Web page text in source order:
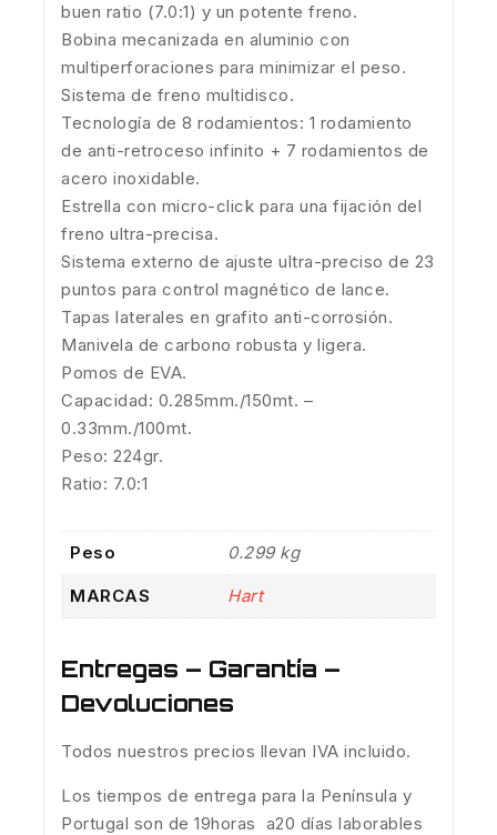
buen ratio (7.0:1) y un potente freno.
Bobina mecanizada en aluminio con
multiperforaciones para minimizar el peso.
Sistema de freno multidisco.
Tecnología de 8 rodamientos: 1 rodamiento
de anti-retroceso infinito + 7 rodamientos de
acero inoxidable.
Estrella con micro-click para una fijación del
freno ultra-precisa.
Sistema externo de ajuste ultra-preciso de 23
puntos para control magnético de lance.
Tapas laterales en grafito anti-corrosión.
Manivela de carbono robusta y ligera.
Pomos de EVA.
Capacidad: 0.285mm./150mt. –
0.33mm./100mt.
Peso: 224gr.
Ratio: 7.0:1
Peso 0.299 kg
MARCAS Hart
Entregas – Garantía –
Devoluciones
Todos nuestros precios llevan IVA incluido.
Los tiempos de entrega para la Península y
Portugal son de 19horas a20 días laborables